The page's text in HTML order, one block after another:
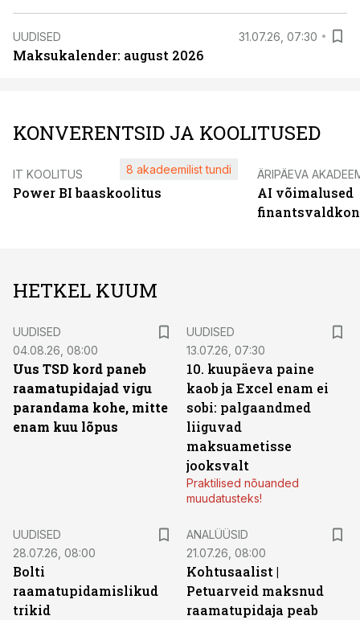
UUDISED 31.07.26, 07:30
Maksukalender: august 2026
KONVERENTSID JA KOOLITUSED
IT KOOLITUS
Power BI baaskoolitus
8 akadeemilist tundi ÄRIPÄEVA
AI võimalused
HETKEL KUUM
UUDISED
04.08.26, 08:00
Uus TSD kord paneb
raamatupidajad vigu
parandama kohe, mitte
enam kuu lõpus
UUDISED
13.07.26, 07:30
10. kuupäeva paine
kaob ja Excel enam ei
sobi: palgaandmed
liiguvad
maksuametisse
jooksvalt
Praktilised nõuanded
muudatusteks!
UUDISED
28.07.26, 08:00
Bolti
raamatupidamislikud
trikid
ANALÜÜSID
21.07.26, 08:00
Kohtusaalist |
Petuarveid maksnud
raamatupidaja peab